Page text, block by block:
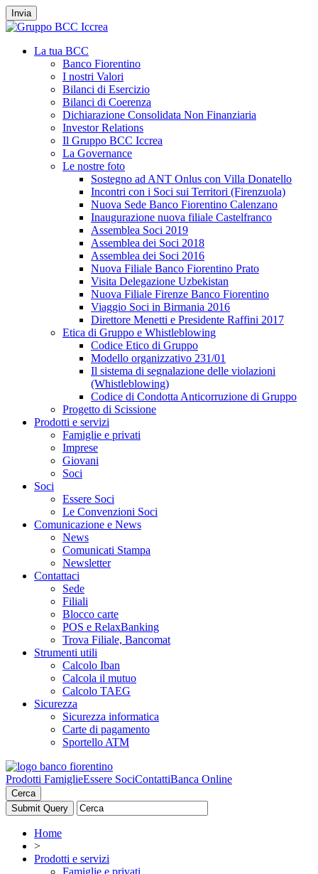
Invia
La tua BCC
Banco Fiorentino
I nostri Valori
Bilanci di Esercizio
Bilanci di Coerenza
Dichiarazione Consolidata Non Finanziaria
Investor Relations
Il Gruppo BCC Iccrea
La Governance
Le nostre foto
Sostegno ad ANT Onlus con Villa Donatello
Incontri con i Soci sui Territori (Firenzuola)
Nuova Sede Banco Fiorentino Calenzano
Inaugurazione nuova filiale Castelfranco
Assemblea Soci 2019
Assemblea dei Soci 2018
Assemblea dei Soci 2016
Nuova Filiale Banco Fiorentino Prato
Visita Delegazione Uzbekistan
Nuova Filiale Firenze Banco Fiorentino
Viaggio Soci in Birmania 2016
Direttore Menetti e Presidente Raffini 2017
Etica di Gruppo e Whistleblowing
Codice Etico di Gruppo
Modello organizzativo 231/01
Il sistema di segnalazione delle violazioni
(Whistleblowing)
Codice di Condotta Anticorruzione di Gruppo
Progetto di Scissione
Prodotti e servizi
Famiglie e privati
Imprese
Giovani
Soci
Soci
Essere Soci
Le Convenzioni Soci
Comunicazione e News
News
Comunicati Stampa
Newsletter
Contattaci
Sede
Filiali
Blocco carte
POS e RelaxBanking
Trova Filiale, Bancomat
Strumenti utili
Calcolo Iban
Calcola il mutuo
Calcolo TAEG
Sicurezza
Sicurezza informatica
Carte di pagamento
Sportello ATM
Prodotti FamiglieEssere SociContattiBanca Online
Cerca
Home
>
Prodotti e servizi
Famiglie e privati